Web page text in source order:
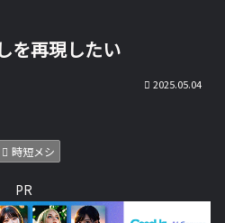
を再現したい
2025.05.04
時短メシ
PR